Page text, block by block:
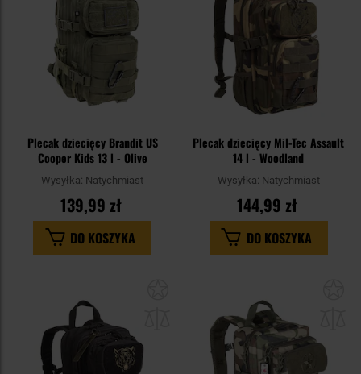
Plecak dziecięcy Brandit US
Cooper Kids 13 l - Olive
Wysyłka: Natychmiast
139,99 zł
DO KOSZYKA
Plecak dziecięcy Mil-Tec Assault
14 l - Woodland
Wysyłka: Natychmiast
144,99 zł
DO KOSZYKA
schowka